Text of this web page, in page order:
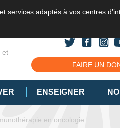
services adaptés à vos centres
et
FAIRE UN
ENSEIGNER
en oncologie